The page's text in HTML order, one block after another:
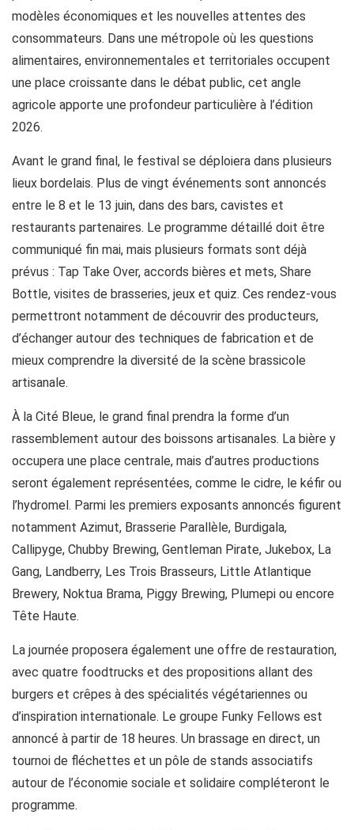
modèles économiques et les nouvelles attentes des
consommateurs. Dans une métropole où les questions
alimentaires, environnementales et territoriales occupent
une place croissante dans le débat public, cet angle
agricole apporte une profondeur particulière à l’édition
2026.
Avant le grand final, le festival se déploiera dans plusieurs
lieux bordelais. Plus de vingt événements sont annoncés
entre le 8 et le 13 juin, dans des bars, cavistes et
restaurants partenaires. Le programme détaillé doit être
communiqué fin mai, mais plusieurs formats sont déjà
prévus : Tap Take Over, accords bières et mets, Share
Bottle, visites de brasseries, jeux et quiz. Ces rendez-vous
permettront notamment de découvrir des producteurs,
d’échanger autour des techniques de fabrication et de
mieux comprendre la diversité de la scène brassicole
artisanale.
À la Cité Bleue, le grand final prendra la forme d’un
rassemblement autour des boissons artisanales. La bière y
occupera une place centrale, mais d’autres productions
seront également représentées, comme le cidre, le kéfir ou
l’hydromel. Parmi les premiers exposants annoncés figurent
notamment Azimut, Brasserie Parallèle, Burdigala,
Callipyge, Chubby Brewing, Gentleman Pirate, Jukebox, La
Gang, Landberry, Les Trois Brasseurs, Little Atlantique
Brewery, Noktua Brama, Piggy Brewing, Plumepi ou encore
Tête Haute.
La journée proposera également une offre de restauration,
avec quatre foodtrucks et des propositions allant des
burgers et crêpes à des spécialités végétariennes ou
d’inspiration internationale. Le groupe Funky Fellows est
annoncé à partir de 18 heures. Un brassage en direct, un
tournoi de fléchettes et un pôle de stands associatifs
autour de l’économie sociale et solidaire compléteront le
programme.